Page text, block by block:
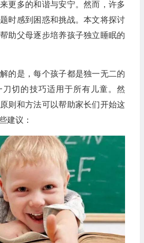
更多的和谐与安宁。然而，许多
时感到困惑和挑战。本文将探讨
助父母逐步培养孩子独立睡眠的
的是，每个孩子都是独一无二的
切的技巧适用于所有儿童。然
则和方法可以帮助家长们开始这
建议：